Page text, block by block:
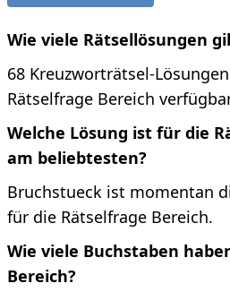
Wie viele Rätsellösungen
68 Kreuzworträtsel-
Rätselfrage Bereich
Welche Lösung ist für die
am beliebtesten?
Bruchstueck ist momentan
für die Rätselfrage Bereich.
Wie viele Buchstaben
Bereich?